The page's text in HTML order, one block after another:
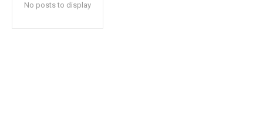
No posts to display